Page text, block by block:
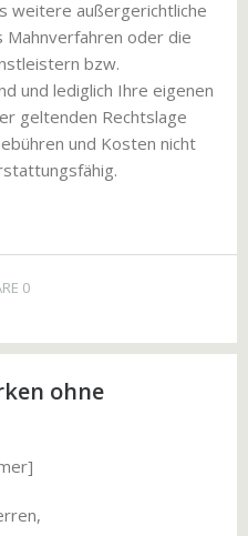
weitere außergerichtliche
Mahnverfahren oder die
bzw.
und lediglich Ihre eigenen
geltenden Rechtslage
und Kosten nicht
0
ohne